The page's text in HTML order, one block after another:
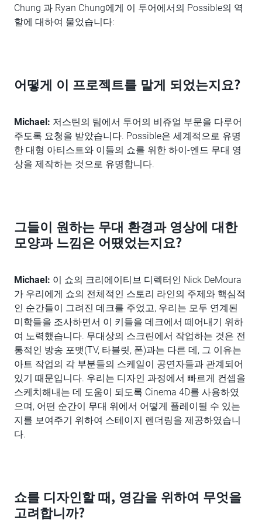
Chung 과 Ryan Chung에게 이 투어에서의 Possible의 역
할에 대하여 물었습니다:
어떻게 이 프로젝트를 맡게 되었는지요?
Michael: 저스틴의 팀에서 투어의 비쥬얼 부문을 다루어
주도록 요청을 받았습니다. Possible은 세계적으로 유명
한 대형 아티스트와 이들의 쇼를 위한 하이-엔드 무대 영
상을 제작하는 것으로 유명합니다.
그들이 원하는 무대 환경과 영상에 대한
모양과 느낌은 어땠었는지요?
Michael: 이 쇼의 크리에이티브 디렉터인 Nick DeMoura
가 우리에게 쇼의 전체적인 스토리 라인의 주제와 핵심적
인 순간들이 그려진 데크를 주었고, 우리는 모두 연계된
미학들을 조사하면서 이 키들을 데크에서 떼어내기 위하
여 노력했습니다. 무대상의 스크린에서 작업하는 것은 전
통적인 방송 포맷(TV, 타블릿, 폰)과는 다른 데, 그 이유는
아트 작업의 각 부분들의 스케일이 공연자들과 관계되어
있기 때문입니다. 우리는 디자인 과정에서 빠르게 컨셉을
스케치해내는 데 도움이 되도록 Cinema 4D를 사용하였
으며, 어떤 순간이 무대 위에서 어떻게 플레이될 수 있는
지를 보여주기 위하여 스테이지 렌더링을 제공하였습니
다.
쇼를 디자인할 때, 영감을 위하여 무엇을
고려합니까?